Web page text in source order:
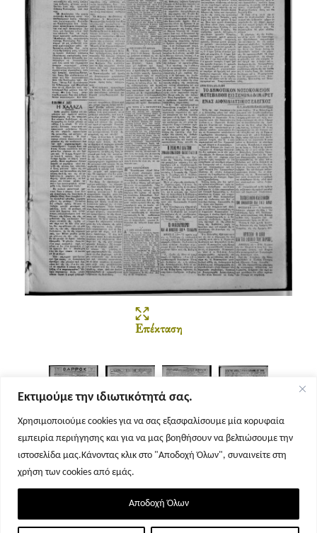
Εκτιμούμε την ιδιωτικότητά σας.
Χρησιμοποιούμε cookies για να σας εξασφαλίσουμε μία κορυφαία
εμπειρία περιήγησης και για να μας βοηθήσουν να βελτιώσουμε την
ιστοσελίδα μας.Κάνοντας κλικ στο "Αποδοχή Όλων", συναινείτε στη
χρήση των cookies από εμάς.
Αποδοχή Όλων
Επέκταση
Σελίδα 1 Σελίδα 2 Σελίδα 3 Σελίδα 4